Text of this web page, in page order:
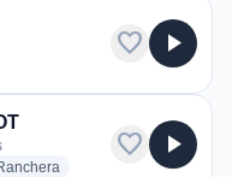
favorite play_arrow
stations
favorite play_arrow